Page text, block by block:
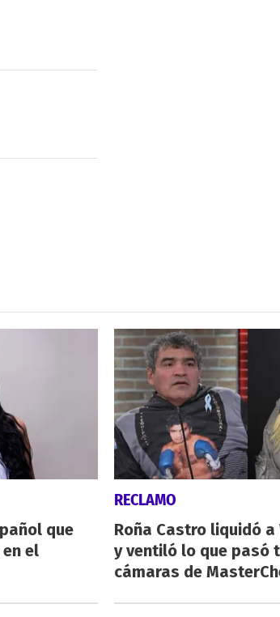
que
el
RECLAMO
Roña Castro liquidó a
y ventiló lo que pasó
cámaras de